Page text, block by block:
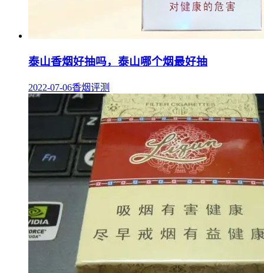
泰山香烟好抽吗，泰山哪个烟最好抽
2022-07-06香烟评测